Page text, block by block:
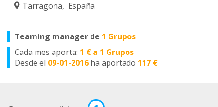
Tarragona, España
Teaming manager de 1 Grupos
Cada mes aporta: 1 € a 1 Grupos
Desde el 09-01-2016 ha aportado 117 €